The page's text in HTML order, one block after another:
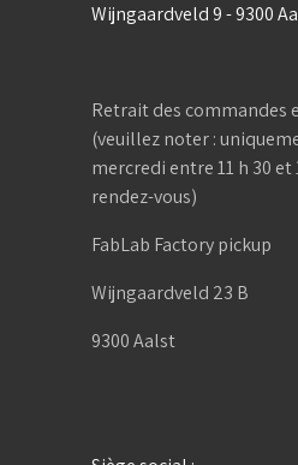
Wijngaardveld 9 - 9300
Retrait des commandes
(veuillez noter :
mercredi entre 11 h 30 et
rendez-vous)
FabLab Factory pickup
Wijngaardveld 23 B
9300 Aalst